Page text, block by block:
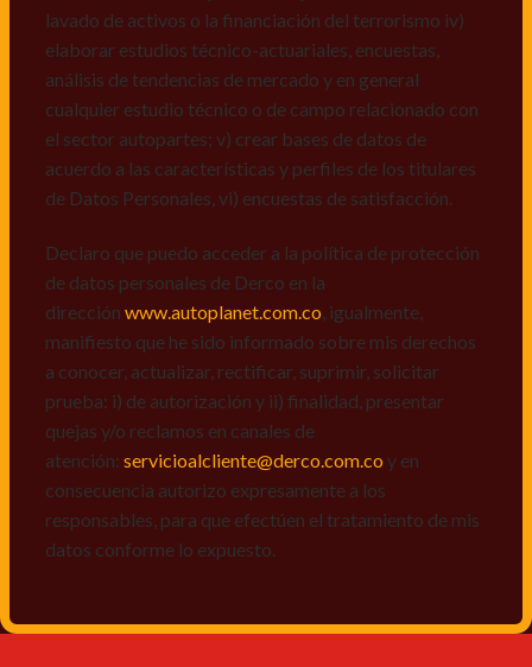
de datos personales de Derco en la
direcciónwww.autoplanet.com.co, igualmente,
manifiesto que he sido informado sobre mis derechos
a conocer, actualizar, rectificar, suprimir, solicitar
prueba: i) de autorización y ii) finalidad, presentar
quejas y/o reclamos en canales de
atención: servicioalcliente@derco.com.coy en
responsables, para que efectúen el tratamiento de mis
datos conforme lo expuesto.
lavado de activos o la financiación del terrorismo iv)
elaborar estudios técnico-actuariales, encuestas,
análisis de tendencias de mercado y en general
cualquier estudio técnico o de campo relacionado con
el sector autopartes; v) crear bases de datos de
acuerdo a las características y perfiles de los titulares
de Datos Personales, vi) encuestas de satisfacción.
Declaro que puedo acceder a la política de protección
de datos personales de Derco en la
dirección www.autoplanet.com.co , igualmente,
manifiesto que he sido informado sobre mis derechos
a conocer, actualizar, rectificar, suprimir, solicitar
prueba: i) de autorización y ii) finalidad, presentar
quejas y/o reclamos en canales de
atención: servicioalcliente@derco.com.co y en
consecuencia autorizo expresamente a los
responsables, para que efectúen el tratamiento de mis
datos conforme lo expuesto.